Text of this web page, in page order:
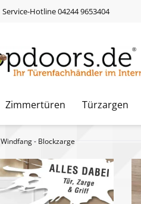
Service-Hotline 04244 9653404
Zimmertüren Türzargen
Windfang - Blockzarge